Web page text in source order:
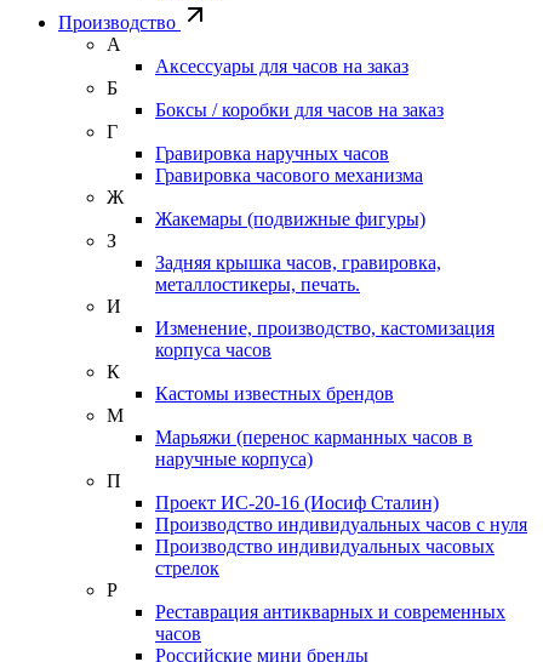
Производство
А
Аксессуары для часов на заказ
Б
Боксы / коробки для часов на заказ
Г
Гравировка наручных часов
Гравировка часового механизма
Ж
Жакемары (подвижные фигуры)
З
Задняя крышка часов, гравировка,
металлостикеры, печать.
И
Изменение, производство, кастомизация
корпуса часов
К
Кастомы известных брендов
М
Марьяжи (перенос карманных часов в
наручные корпуса)
П
Проект ИС-20-16 (Иосиф Сталин)
Производство индивидуальных часов с нуля
Производство индивидуальных часовых
стрелок
Р
Реставрация антикварных и современных
часов
Российские мини бренды